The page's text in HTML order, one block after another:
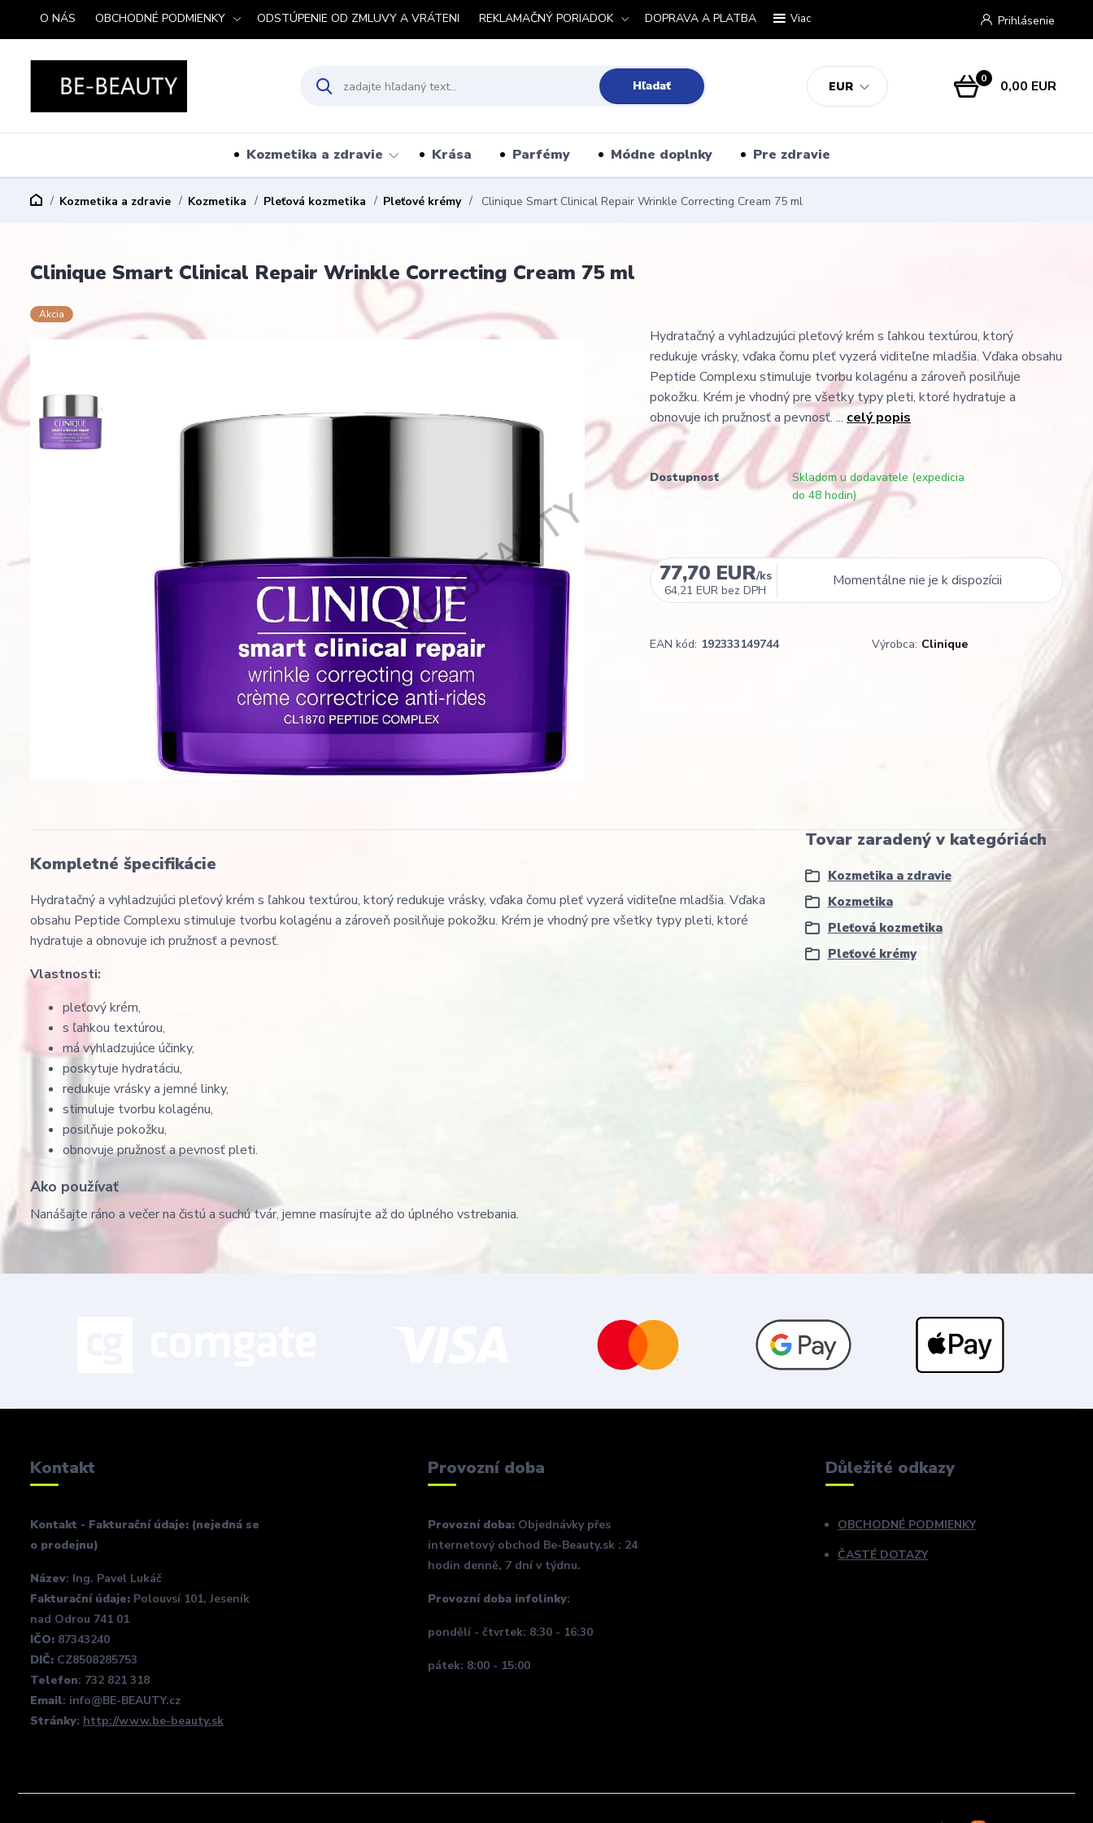
O NÁS OBCHODNÉ PODMIENKY ODSTÚPENIE OD ZMLUVY A VRÁTENI REKLAMAČNÝ PORIADOK DOPRAVA A PLATBA Viac
EUR
Prihlásenie
Hľadať 0 0,00 EUR
Kozmetika a zdravie Krása Parfémy Módne doplnky Pre zdravie
Kozmetika a zdravie Kozmetika Pleťová kozmetika Pleťové krémy Clinique Smart Clinical Repair Wrinkle Correcting Cream 75 ml
Clinique Smart Clinical Repair Wrinkle Correcting Cream 75 ml
Akcia
Hydratačný a vyhladzujúci pleťový krém s ľahkou textúrou, ktorý
redukuje vrásky, vďaka čomu pleť vyzerá viditeľne mladšia. Vďaka obsahu
Peptide Complexu stimuluje tvorbu kolagénu a zároveň posilňuje
pokožku. Krém je vhodný pre všetky typy pleti, ktoré hydratuje a
obnovuje ich pružnosť a pevnosť. ... celý popis
Dostupnosť
Skladom u dodavatele (expedicia
do 48 hodin)
77,70 EUR/ks
64,21 EUR bez DPH
Momentálne nie je k dispozícii
EAN kód: 192333149744 Výrobca: Clinique
Kompletné špecifikácie
Hydratačný a vyhladzujúci pleťový krém s ľahkou textúrou, ktorý redukuje vrásky, vďaka čomu pleť vyzerá viditeľne mladšia. Vďaka
obsahu Peptide Complexu stimuluje tvorbu kolagénu a zároveň posilňuje pokožku. Krém je vhodný pre všetky typy pleti, ktoré
hydratuje a obnovuje ich pružnosť a pevnosť.
Vlastnosti:
pleťový krém,
s ľahkou textúrou,
má vyhladzujúce účinky,
poskytuje hydratáciu,
redukuje vrásky a jemné linky,
stimuluje tvorbu kolagénu,
posilňuje pokožku,
obnovuje pružnosť a pevnosť pleti.
Ako používať
Nanášajte ráno a večer na čistú a suchú tvár, jemne masírujte až do úplného vstrebania.
Tovar zaradený v kategóriách
Kozmetika a zdravie
Kozmetika
Pleťová kozmetika
Pleťové krémy
Kontakt
Kontakt - Fakturační údaje: (nejedná se
o prodejnu)
Název: Ing. Pavel Lukáč
Fakturační údaje: Polouvsí 101, Jeseník
nad Odrou 741 01
IČO: 87343240
DIČ: CZ8508285753
Telefon: 732 821 318
Email: info@BE-BEAUTY.cz
Stránky: http://www.be-beauty.sk
Provozní doba
Provozní doba: Objednávky přes
internetový obchod Be-Beauty.sk : 24
hodin denně, 7 dní v týdnu.
Provozní doba infolinky:
pondělí - čtvrtek: 8:30 - 16:30
pátek: 8:00 - 15:00
Důležité odkazy
OBCHODNÉ PODMIENKY
ČASTÉ DOTAZY